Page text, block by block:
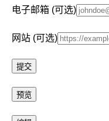
电子邮箱 (可选)
网站 (可选)